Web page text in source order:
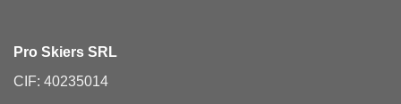
Pro Skiers SRL
CIF: 40235014